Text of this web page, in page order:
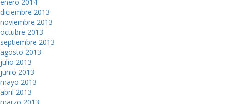
diciembre 2013
noviembre 2013
octubre 2013
septiembre 2013
agosto 2013
julio 2013
junio 2013
mayo 2013
abril 2013